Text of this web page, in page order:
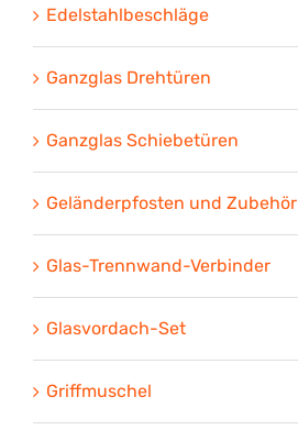
Edelstahlbeschläge
Ganzglas Drehtüren
Ganzglas Schiebetüren
Geländerpfosten und Zubehör
Glas-Trennwand-Verbinder
Glasvordach-Set
Griffmuschel